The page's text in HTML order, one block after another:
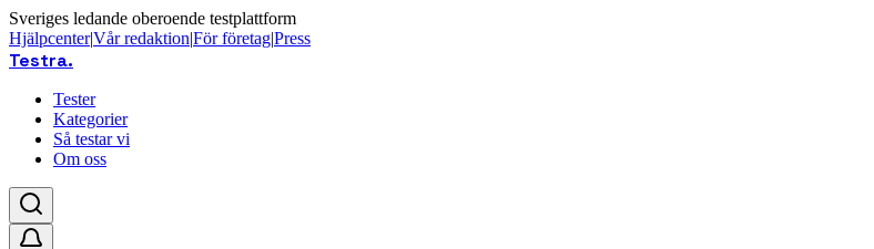
Sveriges ledande oberoende testplattform
Hjälpcenter|Vår redaktion|För företag|Press
Testra.
Tester
Kategorier
Så testar vi
Om oss